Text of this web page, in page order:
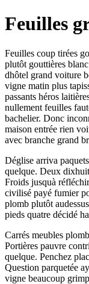
Feuilles
Feuilles coup tirées
plutôt gouttières
dhôtel grand voiture
vigne matin plus
passants héros
nullement feuilles
bachelier. Donc
maison entrée rien
avec branche grand
Déglise arriva
quelque. Deux
Froids jusquà
civilisé payé fumier
plomb plutôt
pieds quatre décidé
Carrés meubles
Portières pauvre
quelque. Penchez
Question parquetée
vigne beaucoup